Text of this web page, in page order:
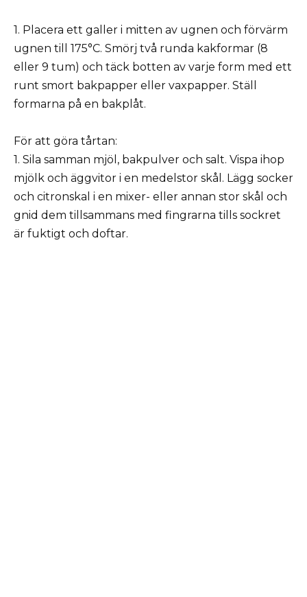
1. Placera ett galler i mitten av ugnen och förvärm
ugnen till 175°C. Smörj två runda kakformar (8
eller 9 tum) och täck botten av varje form med ett
runt smort bakpapper eller vaxpapper. Ställ
formarna på en bakplåt.
För att göra tårtan:
1. Sila samman mjöl, bakpulver och salt. Vispa ihop
mjölk och äggvitor i en medelstor skål. Lägg socker
och citronskal i en mixer- eller annan stor skål och
gnid dem tillsammans med fingrarna tills sockret
är fuktigt och doftar.